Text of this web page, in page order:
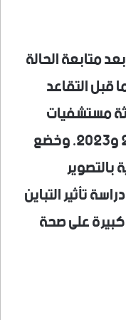
متابعة الحالة
ما قبل التقاعد
مستشفيات
رئيسية في تورنتو بين عامي 2012 و2023. وخضع
تأثير التباين
على صحة